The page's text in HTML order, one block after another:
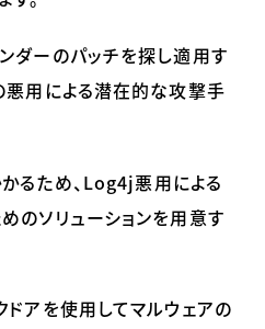
ダーのパッチを探し適用す
悪用による潜在的な攻撃手
るため、 Log4j悪用による
のソリューションを用意す
ドアを使用してマルウェアの